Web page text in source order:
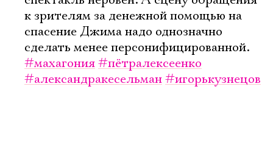
к зрителям за денежной помощью на
спасение Джима надо однозначно
сделать менее персонифицированной.
#махагония#пётралексеенко
#александракесельман#игорькузнецов